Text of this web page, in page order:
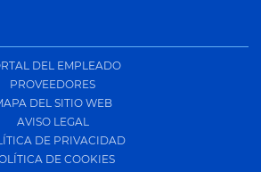
DEL EMPLEADO
PROVEEDORES
DEL SITIO WEB
AVISO LEGAL
DE PRIVACIDAD
DE COOKIES